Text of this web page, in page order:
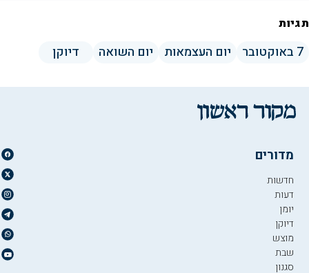
תגיות
7 באוקטובר יום העצמאות יום השואה דיוקן
מדורים
חדשות
דעות
יומן
דיוקן
מוצש
שבת
סגנון